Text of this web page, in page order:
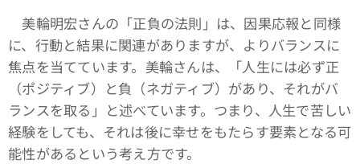
美輪明宏さんの「正負の法則」は、因果応報と同様
に、行動と結果に関連がありますが、よりバランスに
焦点を当てています。美輪さんは、「人生には必ず正
（ポジティブ）と負（ネガティブ）があり、それがバ
ランスを取る」と述べています。つまり、人生で苦しい
経験をしても、それは後に幸せをもたらす要素となる可
能性があるという考え方です。